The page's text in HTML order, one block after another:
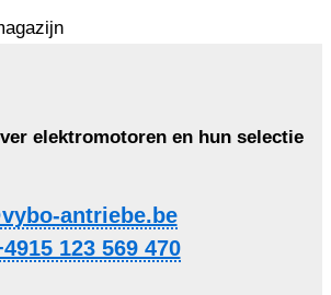
elektromotoren en hun selectie
antriebe.be
123 569 470